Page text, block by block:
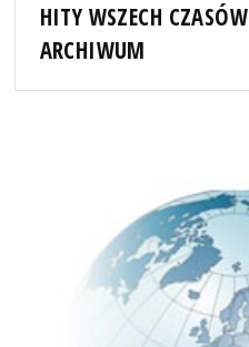
HITY WSZECH CZASÓW
ARCHIWUM